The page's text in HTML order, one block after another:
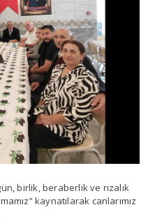
birlik, beraberlik ve rızalık
kaynatılarak canlarımız